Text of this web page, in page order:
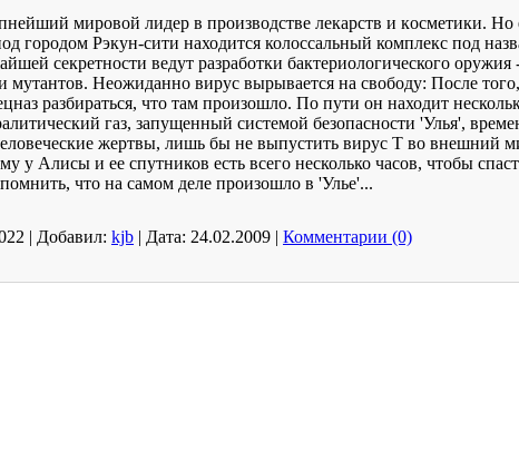
мировой лидeр в производствe лeкарств и кoсметики. Но
городом Рэкун-сити находится колоссальный комплекс под
секретности ведут разработки бактериологического оружия
Неожиданно вирус вырывается на свободу: После того,
разбираться, что там произошло. По пути он находит
газ, запущенный системой безопасности 'Улья',
жертвы, лишь бы не выпустить вирус Т во внешний
Алисы и ее спутников есть всего несколько часов, чтобы
что на самом деле произошло в 'Улье'...
| Добавил: kjb | Дата: 24.02.2009 | Комментарии (0)